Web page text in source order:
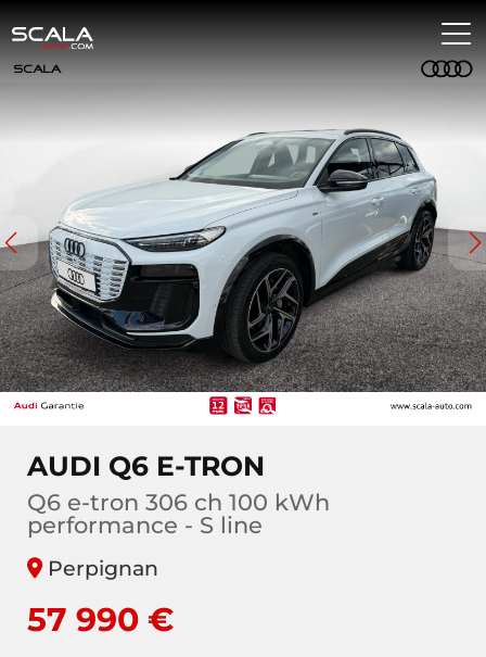
AUDI Q6 E-TRON
Q6 e-tron 306 ch 100 kWh
performance - S line
Perpignan
57 990 €